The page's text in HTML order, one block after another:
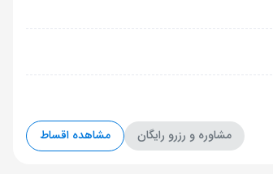
مشاوره و رزرو رایگان مشاهده اقساط